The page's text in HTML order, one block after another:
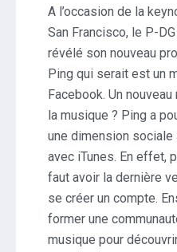
A l’occasion de la
San Francisco, le P-
révélé son nouveau
Ping qui serait est un
Facebook. Un
la musique ? Ping a
une dimension sociale
avec iTunes. En effet,
faut avoir la dernière
se créer un compte.
former une
musique pour